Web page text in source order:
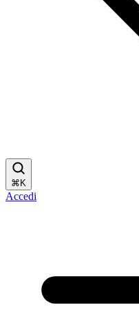
⌘ K
Accedi